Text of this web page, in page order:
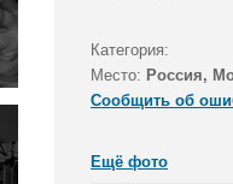
Категория:
Место: Россия,
Сообщить об
Ещё фото